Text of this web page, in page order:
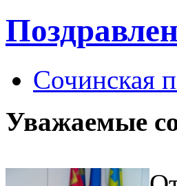
Сочинская
Уважаемые